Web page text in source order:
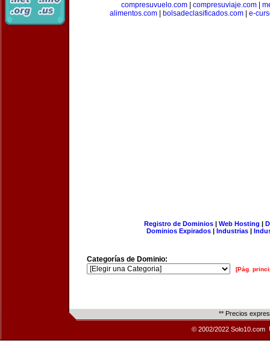
compresuvuelo.com
compresuviaje.com
alimentos.com
bolsadeclasificados.com e-
Registro de Dominios| Web Hosting |
Dominios Expirados | Industrias |
Categorías de Dominio:
[Pág.
** Precios
© 2002/2022 Solo10.com